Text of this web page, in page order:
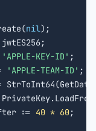
nil);
'APPLE-KEY-ID' ;
'APPLE-TEAM-ID' ;
:=
40 * 60 ;